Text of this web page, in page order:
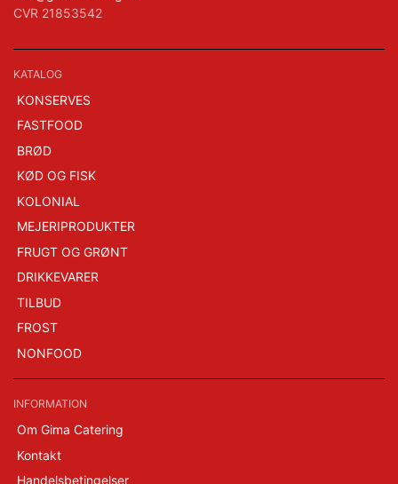
CVR 21853542
KATALOG
KONSERVES
FASTFOOD
BRØD
KØD OG FISK
KOLONIAL
MEJERIPRODUKTER
FRUGT OG GRØNT
DRIKKEVARER
TILBUD
FROST
NONFOOD
INFORMATION
Om Gima Catering
Kontakt
Handelsbetingelser